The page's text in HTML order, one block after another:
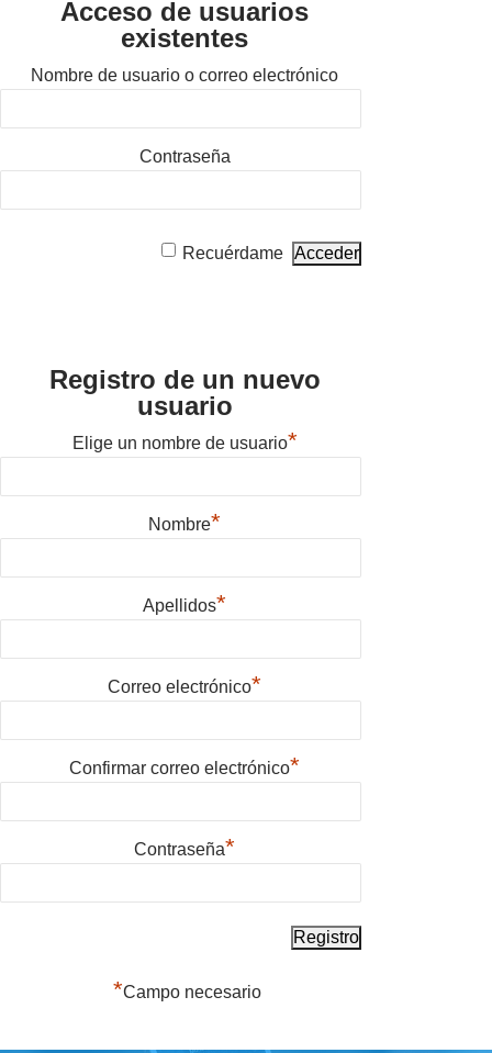
Acceso de usuarios
existentes
Nombre de usuario o correo electrónico
Contraseña
Recuérdame
Registro de un nuevo
usuario
Elige un nombre de usuario*
Nombre*
Apellidos*
Correo electrónico*
Confirmar correo electrónico*
Contraseña*
*Campo necesario